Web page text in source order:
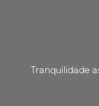
Tranquilidade